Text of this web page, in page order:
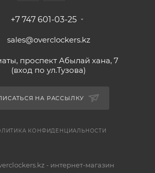
+7 747 601-03-25
sales@overclockers.kz
проспект Абылай хана, 7
(вход по ул.Тузова)
НА РАССЫЛКУ
КОНФИДЕНЦИАЛЬНОСТИ
- интернет-магазин